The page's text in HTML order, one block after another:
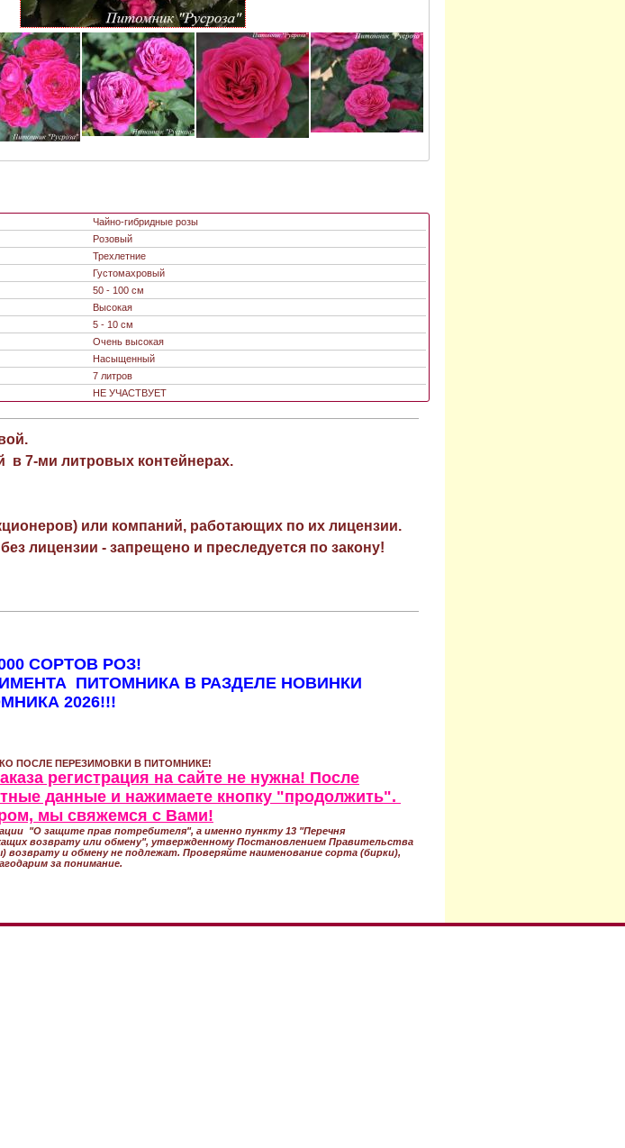
Чайно-гибридные розы
Розовый
Трехлетние
Густомахровый
50 - 100 см
Высокая
5 - 10 см
Очень высокая
Насыщенный
7 литров
НЕ УЧАСТВУЕТ
в 7-ми литровых контейнерах.
или компаний, работающих по их лицензии.
лицензии - запрещено и преследуется по закону!
СОРТОВ РОЗ!
ПИТОМНИКА В РАЗДЕЛЕ НОВИНКИ
2026!!!
ПОСЛЕ ПЕРЕЗИМОВКИ В ПИТОМНИКЕ!
регистрация на сайте не нужна! После
данные и нажимаете кнопку "продолжить".
мы свяжемся с Вами!
"О защите прав потребителя", а именно пункту 13 "Перечня
возврату или обмену", утвержденному Постановлением Правительства
возврату и обмену не подлежат. Проверяйте наименование сорта (бирки),
за понимание.